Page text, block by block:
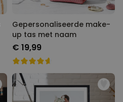
Gepersonaliseerde make-
up tas met naam
€ 19,99